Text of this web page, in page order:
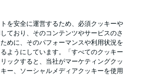
を安全に運営するため、必須クッキーや
ており、そのコンテンツやサービスのさ
めに、そのパフォーマンスや利用状況を
ようにしています。「すべてのクッキー
ックすると、当社がマーケティングクッ
ー、ソーシャルメディアクッキーを使用